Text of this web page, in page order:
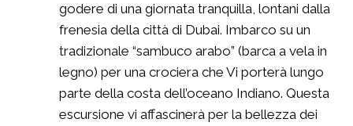
godere di una giornata tranquilla, lontani dalla
frenesia della città di Dubai. Imbarco su un
tradizionale “sambuco arabo” (barca a vela in
legno) per una crociera che Vi porterà lungo
parte della costa dell’oceano Indiano. Questa
escursione vi affascinerà per la bellezza dei